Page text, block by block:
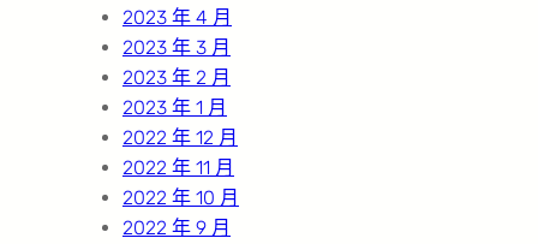
2023 年 4 月
2023 年 3 月
2023 年 2 月
2023 年 1 月
2022 年 12 月
2022 年 11 月
2022 年 10 月
2022 年 9 月